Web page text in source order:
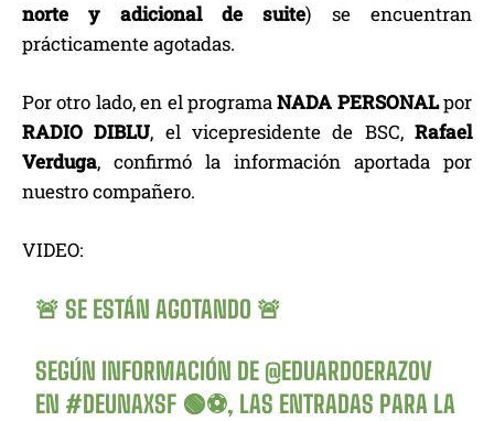
norte y adicional de suite) se encuentran
prácticamente agotadas.
Por otro lado, en el programaNADA PERSONALpor
RADIO DIBLU, el vicepresidente de BSC,Rafael
Verduga, confirmó la información aportada por
nuestro compañero.
VIDEO:
🚨 SE ESTÁN AGOTANDO 🚨
SEGÚN INFORMACIÓN DE @EDUARDOERAZOV
EN#DEUNAXSF 🟢⚽️, LAS ENTRADAS PARA LA